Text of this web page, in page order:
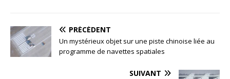
PRÉCÉDENT
Un mystérieux objet sur une piste chinoise liée au
programme de navettes spatiales
SUIVANT